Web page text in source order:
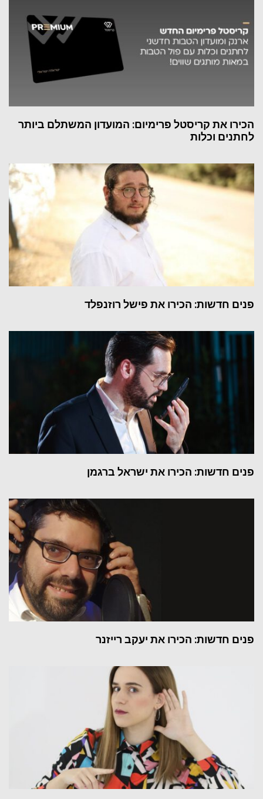
הכירו את קריסטל פרימיום: המועדון המשתלם ביותר
לחתנים וכלות
פנים חדשות: הכירו את פישל רוזנפלד
פנים חדשות: הכירו את ישראל ברגמן
פנים חדשות: הכירו את יעקב רייזנר